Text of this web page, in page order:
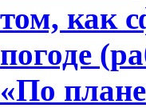
том, как
погоде
«По